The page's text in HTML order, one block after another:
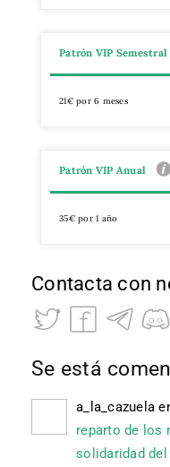
Patrón VIP Semestral
21€ por 6 meses
Patrón VIP Anual
35€ por 1 año
Contacta con
Se está
a_la_cazuela
reparto de los
solidaridad